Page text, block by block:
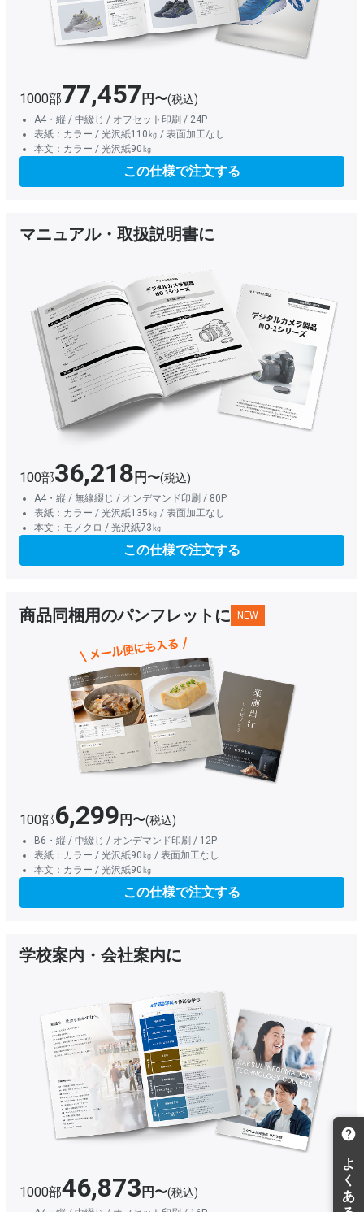
1000部77,457 円〜(税込)
A4・縦 / 中綴じ / オフセット印刷 / 24P
表紙：カラー / 光沢紙110㎏ / 表面加工なし
本文：カラー / 光沢紙90㎏
この仕様で注文する
マニュアル・取扱説明書に
100部36,218 円〜(税込)
A4・縦 / 無線綴じ / オンデマンド印刷 / 80P
表紙：カラー / 光沢紙135㎏ / 表面加工なし
本文：モノクロ / 光沢紙73㎏
この仕様で注文する
商品同梱用のパンフレットに NEW
100部6,299 円〜(税込)
B6・縦 / 中綴じ / オンデマンド印刷 / 12P
表紙：カラー / 光沢紙90㎏ / 表面加工なし
本文：カラー / 光沢紙90㎏
この仕様で注文する
学校案内・会社案内に
1000部46,873 円〜(税込)